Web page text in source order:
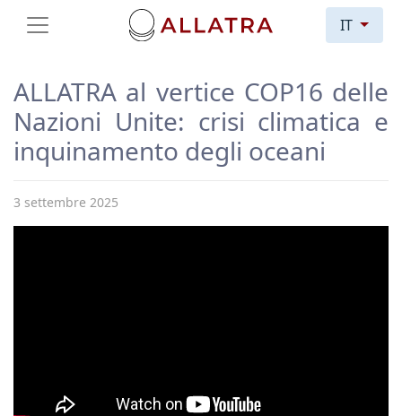
IT
ALLATRA al vertice COP16 delle
Nazioni Unite: crisi climatica e
inquinamento degli oceani
3 settembre 2025